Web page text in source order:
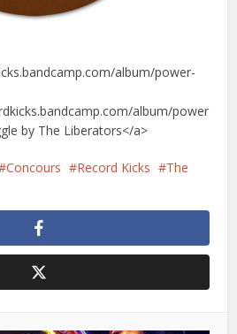
album/power-
album/power
by The Liberators</a>
Concours Record Kicks
The